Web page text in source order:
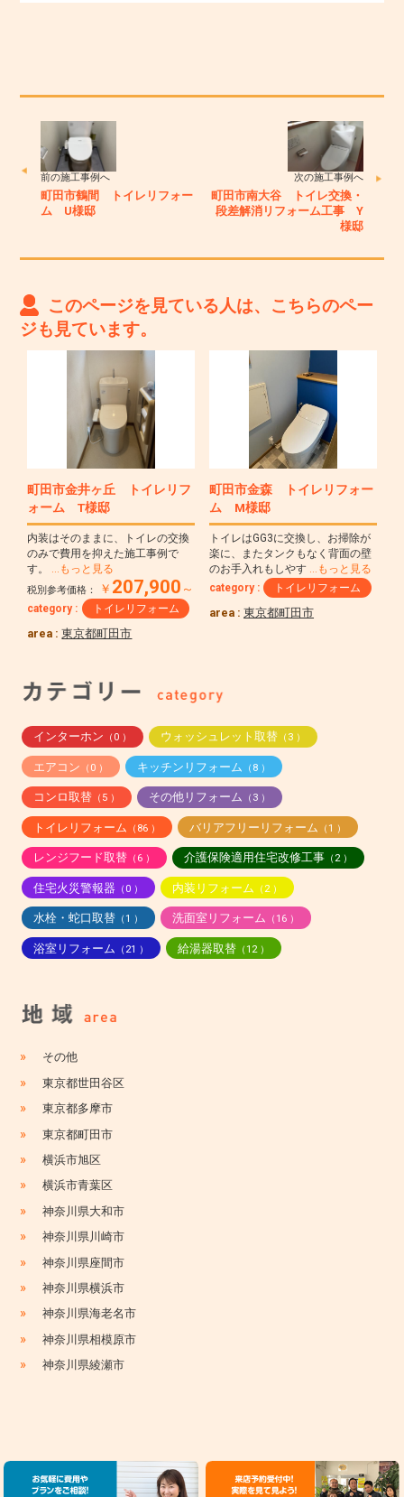
前の施工事例へ
町田市鶴間 トイレリフォー
ム U様邸
次の施工事例へ
町田市南大谷 トイレ交換・
段差解消リフォーム工事 Y
様邸
このページを見ている人は、こちらのペー
ジも見ています。
町田市金井ヶ丘 トイレリフ
ォーム T様邸
内装はそのままに、トイレの交換
のみで費用を抑えた施工事例で
す。 …もっと見る
税別参考価格： ￥ 207,900 ～
category : トイレリフォーム
area :東京都町田市
町田市金森 トイレリフォー
ム M様邸
トイレはGG3に交換し、お掃除が
楽に、またタンクもなく背面の壁
のお手入れもしやす …もっと見る
category :
トイレリフォーム
area :東京都町田市
インターホン （0 ） ウォッシュレット取替（3 ）
エアコン （0 ） キッチンリフォーム （8 ）
コンロ取替（5 ） その他リフォーム （3 ）
トイレリフォーム （86 ） バリアフリーリフォーム （1 ）
レンジフード取替（6 ） 介護保険適用住宅改修工事（2 ）
住宅火災警報器 （0 ） 内装リフォーム （2 ）
水栓・蛇口取替（1 ） 洗面室リフォーム （16 ）
浴室リフォーム （21 ） 給湯器取替（12 ）
» その他
» 東京都世田谷区
» 東京都多摩市
» 東京都町田市
» 横浜市旭区
» 横浜市青葉区
» 神奈川県大和市
» 神奈川県川崎市
» 神奈川県座間市
» 神奈川県横浜市
» 神奈川県海老名市
» 神奈川県相模原市
» 神奈川県綾瀬市